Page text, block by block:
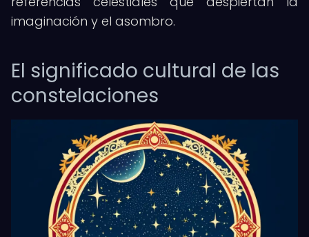
imaginación y el asombro.
El significado cultural de las
constelaciones